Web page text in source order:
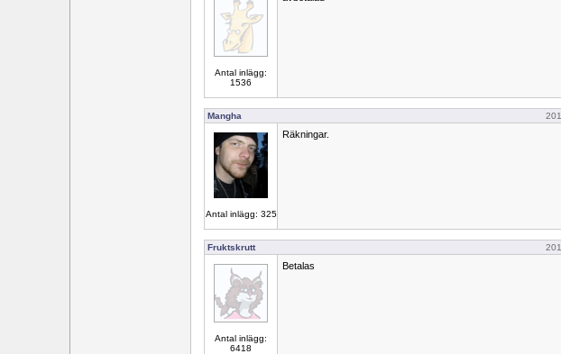
Antal inlägg:
1536
Mangha
Antal inlägg: 325
Räkningar.
Fruktskrutt
Antal inlägg:
6418
Betalas